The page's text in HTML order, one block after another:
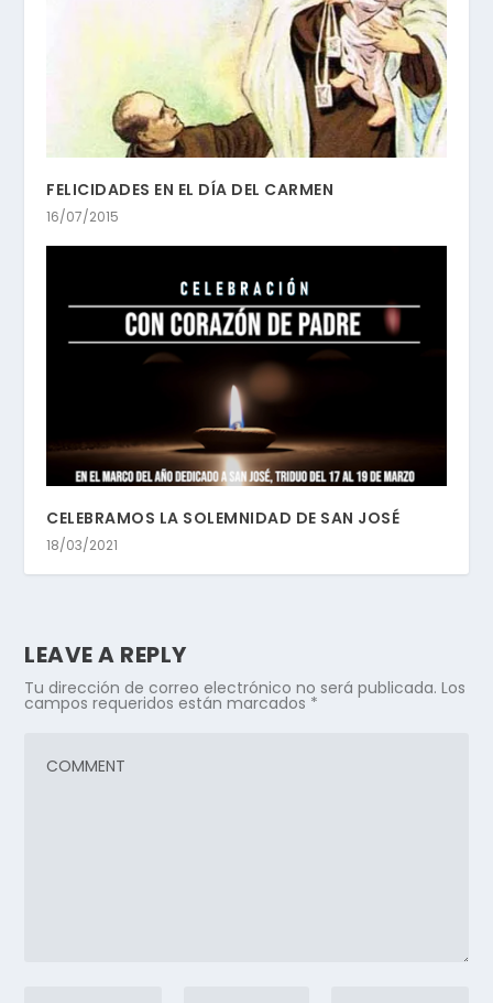
FELICIDADES EN EL DÍA DEL CARMEN
16/07/2015
CELEBRAMOS LA SOLEMNIDAD DE SAN JOSÉ
18/03/2021
LEAVE A REPLY
Tu dirección de correo electrónico no será publicada. Los
campos requeridos están marcados *